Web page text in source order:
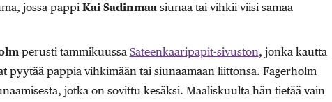
jossa pappi Kai Sadinmaasiunaa tai vihkii viisi samaa
perusti tammikuussa Sateenkaaripapit-sivuston, jonka kautta
pyytää pappia vihkimään tai siunaamaan liittonsa. Fagerholm
jotka on sovittu kesäksi. Maaliskuulta hän tietää vain